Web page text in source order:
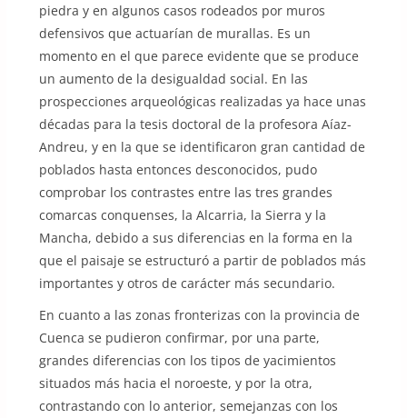
piedra y en algunos casos rodeados por muros
defensivos que actuarían de murallas. Es un
momento en el que parece evidente que se produce
un aumento de la desigualdad social. En las
prospecciones arqueológicas realizadas ya hace unas
décadas para la tesis doctoral de la profesora Aíaz-
Andreu, y en la que se identificaron gran cantidad de
poblados hasta entonces desconocidos, pudo
comprobar los contrastes entre las tres grandes
comarcas conquenses, la Alcarria, la Sierra y la
Mancha, debido a sus diferencias en la forma en la
que el paisaje se estructuró a partir de poblados más
importantes y otros de carácter más secundario.
En cuanto a las zonas fronterizas con la provincia de
Cuenca se pudieron confirmar, por una parte,
grandes diferencias con los tipos de yacimientos
situados más hacia el noroeste, y por la otra,
contrastando con lo anterior, semejanzas con los